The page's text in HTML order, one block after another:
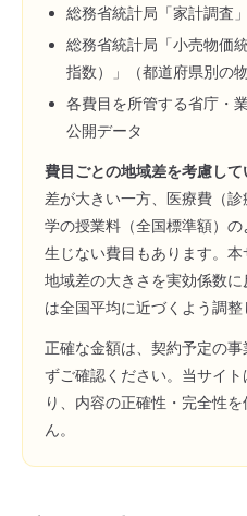
総務省統計局「家計調査
総務省統計局「小売物価
指数）」（都道府県別の物
各費目を所管する省庁・
公開データ
費目ごとの地域差を考慮して
差が大きい一方、医療費（
学の授業料（全国標準額）
生じない費目もあります。
地域差の大きさを実効係数
は全国平均に近づくよう調整
正確な金額は、契約予定の
ずご確認ください。当サイ
り、内容の正確性・完全性
ん。